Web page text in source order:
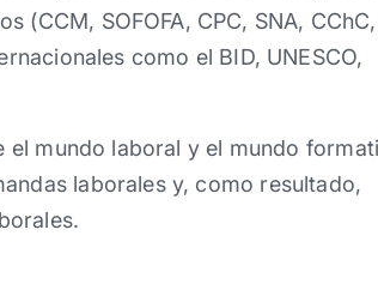
(CCM, SOFOFA, CPC, SNA, CChC,
como el BID, UNESCO,
mundo laboral y el mundo
laborales y, como resultado,